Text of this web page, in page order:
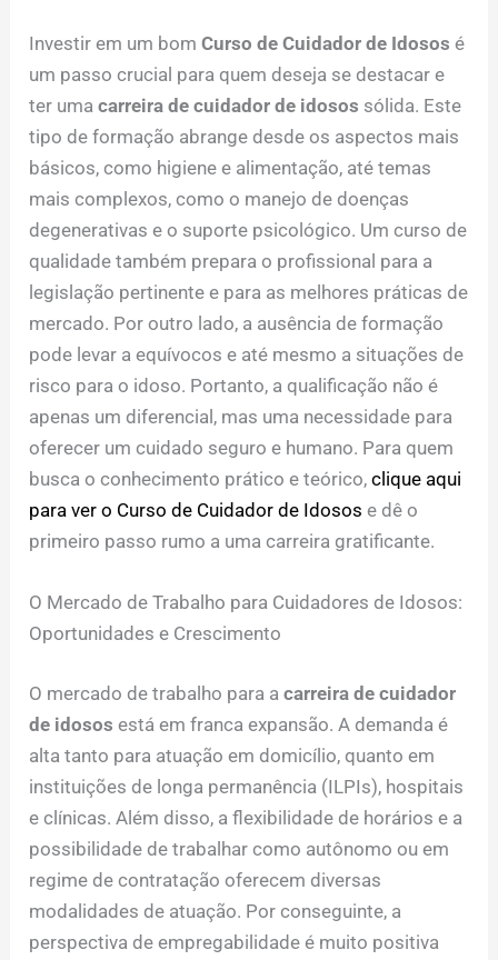
Investir em um bomCurso de Cuidador de Idosos é
um passo crucial para quem deseja se destacar e
ter umacarreira de cuidador de idosos sólida. Este
tipo de formação abrange desde os aspectos mais
básicos, como higiene e alimentação, até temas
mais complexos, como o manejo de doenças
degenerativas e o suporte psicológico. Um curso de
qualidade também prepara o profissional para a
legislação pertinente e para as melhores práticas de
mercado. Por outro lado, a ausência de formação
pode levar a equívocos e até mesmo a situações de
risco para o idoso. Portanto, a qualificação não é
apenas um diferencial, mas uma necessidade para
oferecer um cuidado seguro e humano. Para quem
busca o conhecimento prático e teórico,clique aqui
para ver o Curso de Cuidador de Idosos e dê o
primeiro passo rumo a uma carreira gratificante.
O Mercado de Trabalho para Cuidadores de Idosos:
Oportunidades e Crescimento
O mercado de trabalho para acarreira de cuidador
de idosos está em franca expansão. A demanda é
alta tanto para atuação em domicílio, quanto em
instituições de longa permanência (ILPIs), hospitais
e clínicas. Além disso, a flexibilidade de horários e a
possibilidade de trabalhar como autônomo ou em
regime de contratação oferecem diversas
modalidades de atuação. Por conseguinte, a
perspectiva de empregabilidade é muito positiva